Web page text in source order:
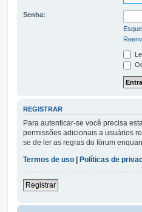
Senha:
REGISTRAR
Para autenticar-se você precisa
permissões adicionais a usuários
se de ler as regras do fórum
Termos de uso
Políticas de
Registrar